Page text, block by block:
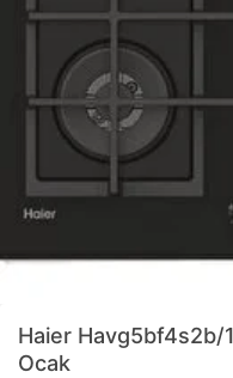
Haier Havg5bf4s2b/
Ocak